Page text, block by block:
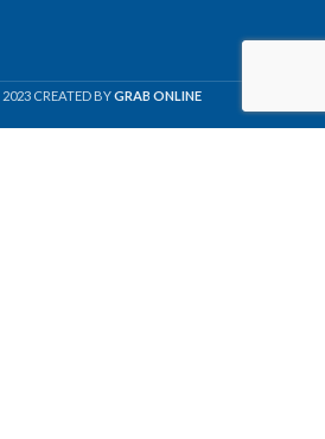
2023 CREATED BYGRAB ONLINE